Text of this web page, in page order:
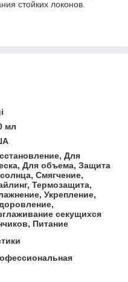
стойких локонов.
мл
Для
Для объема, Защита
Смягчение,
Термозащита,
Укрепление,
секущихся
Питание